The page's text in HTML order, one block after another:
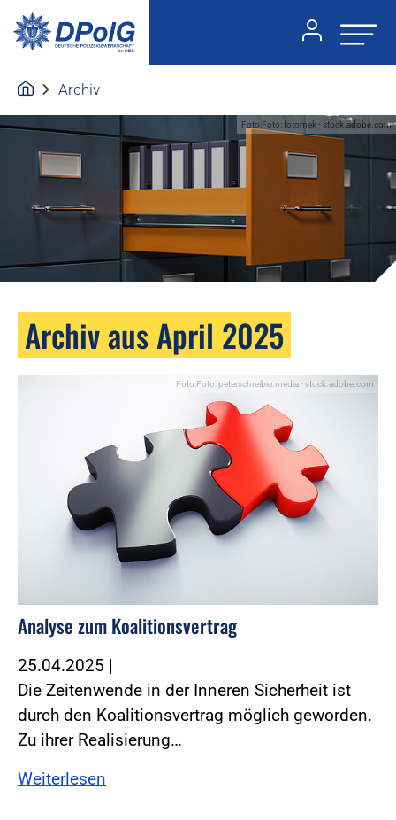
Archiv
Foto:Foto: fotomek - stock.adobe.com
Archiv aus April 2025
Foto:Foto: peterschreiber.media - stock.adobe.com
Analyse zum Koalitionsvertrag
25.04.2025 |
Die Zeitenwende in der Inneren Sicherheit ist
durch den Koalitionsvertrag möglich geworden.
Zu ihrer Realisierung…
Weiterlesen